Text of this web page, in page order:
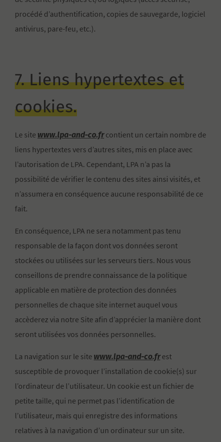
procédé d’authentification, copies de sauvegarde, logiciel
antivirus, pare-feu, etc.).
7. Liens hypertextes et
cookies.
Le site www.lpa-and-co.frcontient un certain nombre de
liens hypertextes vers d’autres sites, mis en place avec
l’autorisation de LPA. Cependant, LPA n’a pas la
possibilité de vérifier le contenu des sites ainsi visités, et
n’assumera en conséquence aucune responsabilité de ce
fait.
En conséquence, LPA ne sera notamment pas tenu
responsable de la façon dont vos données seront
stockées ou utilisées sur les serveurs tiers. Nous vous
conseillons de prendre connaissance de la politique
applicable en matière de protection des données
personnelles de chaque site internet auquel vous
accèderez via notre Site afin d’apprécier la manière dont
seront utilisées vos données personnelles.
La navigation sur le site www.lpa-and-co.frest
susceptible de provoquer l’installation de cookie(s) sur
l’ordinateur de l’utilisateur. Un cookie est un fichier de
petite taille, qui ne permet pas l’identification de
l’utilisateur, mais qui enregistre des informations
relatives à la navigation d’un ordinateur sur un site.